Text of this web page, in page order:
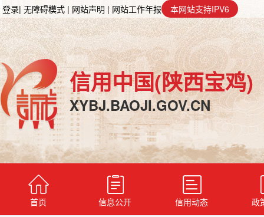
登录| 无障碍模式 | 网站声明 | 网站工作年报 本网站支持IPV6
信用中国(陕西宝鸡)
XYBJ.BAOJI.GOV.CN
首页 信息公开 信用动态 政